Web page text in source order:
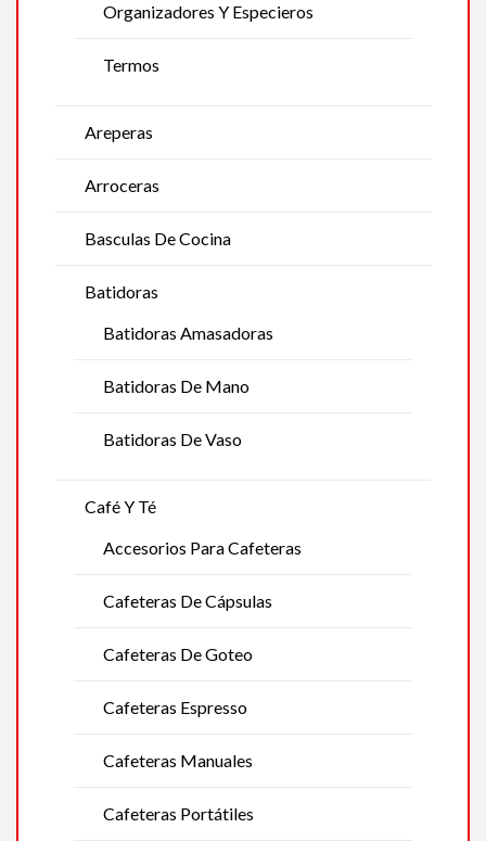
Organizadores Y Especieros
Termos
Areperas
Arroceras
Basculas De Cocina
Batidoras
Batidoras Amasadoras
Batidoras De Mano
Batidoras De Vaso
Café Y Té
Accesorios Para Cafeteras
Cafeteras De Cápsulas
Cafeteras De Goteo
Cafeteras Espresso
Cafeteras Manuales
Cafeteras Portátiles